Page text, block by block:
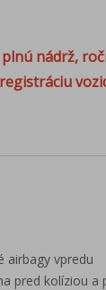
nádrž,
airbagy vpredu
pred kolíziou a